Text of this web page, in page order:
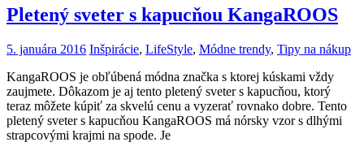
Pletený sveter s kapucňou KangaROOS
5. januára 2016 Inšpirácie, LifeStyle, Módne trendy, Tipy na nákup
KangaROOS je obľúbená módna značka s ktorej kúskami vždy
zaujmete. Dôkazom je aj tento pletený sveter s kapucňou, ktorý
teraz môžete kúpiť za skvelú cenu a vyzerať rovnako dobre. Tento
pletený sveter s kapucňou KangaROOS má nórsky vzor s dlhými
strapcovými krajmi na spode. Je